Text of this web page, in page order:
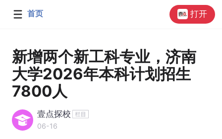
首页 打开
新增两个新工科专业，济南
大学2026年本科计划招生
7800人
壹点探校
06-16